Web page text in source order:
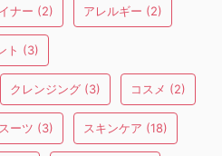
ナー (2) アレルギー (2)
ト (3)
クレンジング (3) コスメ (2)
ーツ (3) スキンケア (18)